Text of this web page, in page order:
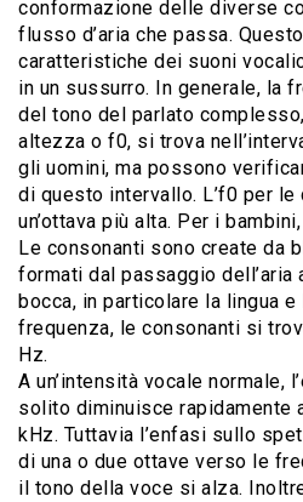
conformazione delle diverse
flusso d’aria che passa.
caratteristiche dei suoni
in un sussurro. In generale, la
del tono del parlato
altezza o f0, si trova
gli uomini, ma possono
di questo intervallo. L’f0 per
un’ottava più alta. Per i
Le consonanti sono create da
formati dal passaggio dell’aria
bocca, in particolare la lingua
frequenza, le consonanti si
Hz.
A un’intensità vocale normale,
solito diminuisce rapidamente
kHz. Tuttavia l’enfasi sullo
di una o due ottave verso le
il tono della voce si alza.